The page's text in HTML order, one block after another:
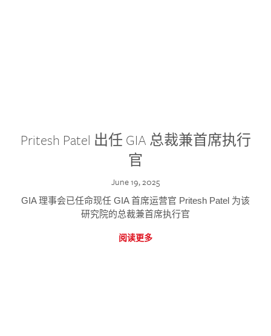
Pritesh Patel 出任 GIA 总裁兼首席执行
官
June 19, 2025
GIA 理事会已任命现任 GIA 首席运营官 Pritesh Patel 为该
研究院的总裁兼首席执行官
阅读更多